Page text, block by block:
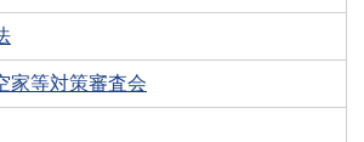
家等対策審査会